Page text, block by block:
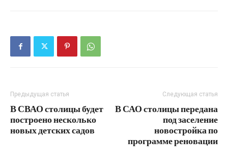
Предыдущая статья
В СВАО столицы будет
построено несколько
новых детских садов
Следующая статья
В САО столицы передана
под заселение
новостройка по
программе реновации